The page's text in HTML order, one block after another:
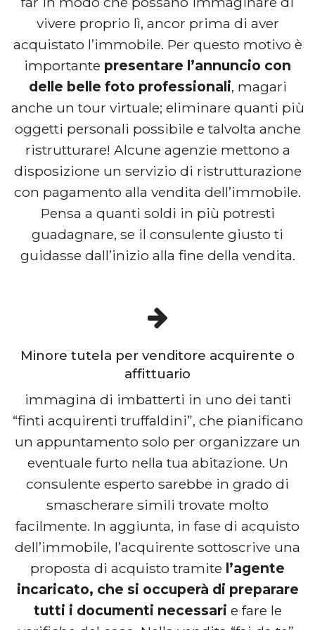
vivere proprio lì, ancor prima di aver
acquistato l’immobile. Per questo motivo è
importante presentare l’annuncio con
delle belle foto professionali, magari
anche un tour virtuale; eliminare quanti più
oggetti personali possibile e talvolta anche
ristrutturare! Alcune agenzie mettono a
disposizione un servizio di ristrutturazione
con pagamento alla vendita dell’immobile.
Pensa a quanti soldi in più potresti
guadagnare, se il consulente giusto ti
guidasse dall’inizio alla fine della vendita.
Minore tutela per venditore acquirente o
affittuario
immagina di imbatterti in uno dei tanti
“finti acquirenti truffaldini”, che pianificano
un appuntamento solo per organizzare un
eventuale furto nella tua abitazione. Un
consulente esperto sarebbe in grado di
smascherare simili trovate molto
facilmente. In aggiunta, in fase di acquisto
dell’immobile, l’acquirente sottoscrive una
proposta di acquisto tramite l’agente
incaricato, che si occuperà di preparare
tutti i documenti necessari e fare le